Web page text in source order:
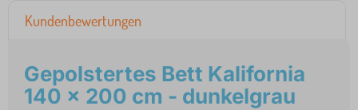
Kundenbewertungen
Gepolstertes Bett Kalifornia
140 x 200 cm - dunkelgrau